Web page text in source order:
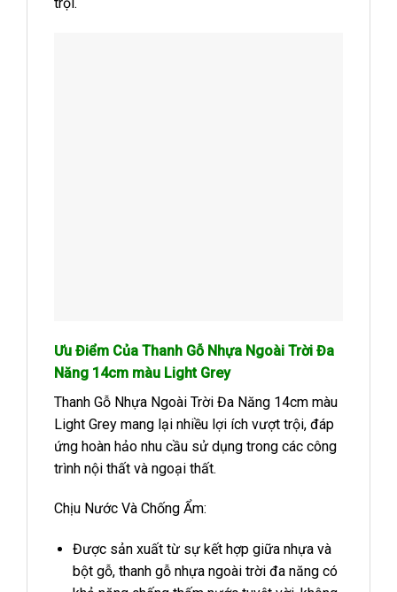
Ưu Điểm Của Thanh Gỗ Nhựa Ngoài Trời Đa
Năng 14cm màu Light Grey
Thanh Gỗ Nhựa Ngoài Trời Đa Năng 14cm màu
Light Grey mang lại nhiều lợi ích vượt trội, đáp
ứng hoàn hảo nhu cầu sử dụng trong các công
trình nội thất và ngoại thất.
Chịu Nước Và Chống Ẩm:
Được sản xuất từ sự kết hợp giữa nhựa và
bột gỗ, thanh gỗ nhựa ngoài trời đa năng có